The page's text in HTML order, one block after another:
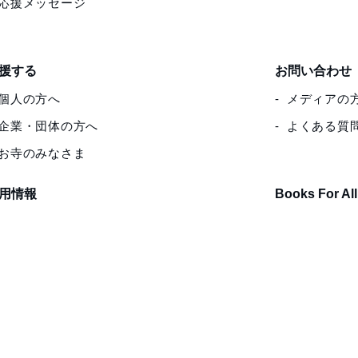
援メッセージ
する
人の方へ
業・団体の方へ
寺のみなさま
お問い合わせ
メディアの
よくある質
情報 Books For All